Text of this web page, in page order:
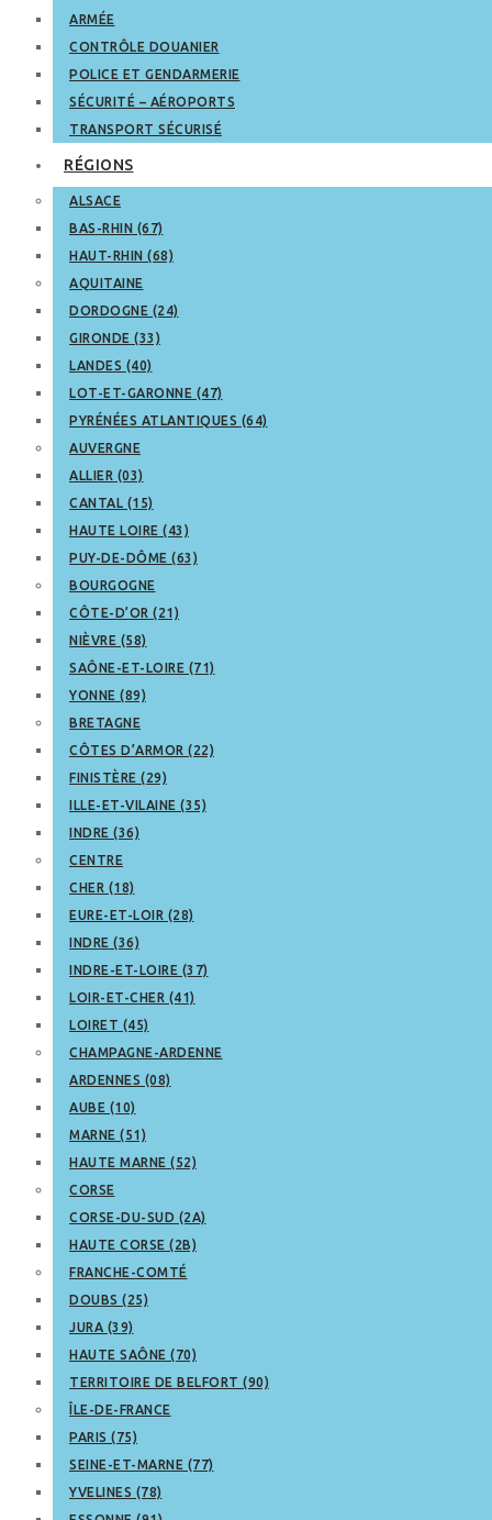
ARMÉE
CONTRÔLE DOUANIER
POLICE ET GENDARMERIE
SÉCURITÉ – AÉROPORTS
TRANSPORT SÉCURISÉ
RÉGIONS
ALSACE
BAS-RHIN (67)
HAUT-RHIN (68)
AQUITAINE
DORDOGNE (24)
GIRONDE (33)
LANDES (40)
LOT-ET-GARONNE (47)
PYRÉNÉES ATLANTIQUES (64)
AUVERGNE
ALLIER (03)
CANTAL (15)
HAUTE LOIRE (43)
PUY-DE-DÔME (63)
BOURGOGNE
CÔTE-D’OR (21)
NIÈVRE (58)
SAÔNE-ET-LOIRE (71)
YONNE (89)
BRETAGNE
CÔTES D’ARMOR (22)
FINISTÈRE (29)
ILLE-ET-VILAINE (35)
INDRE (36)
CENTRE
CHER (18)
EURE-ET-LOIR (28)
INDRE (36)
INDRE-ET-LOIRE (37)
LOIR-ET-CHER (41)
LOIRET (45)
CHAMPAGNE-ARDENNE
ARDENNES (08)
AUBE (10)
MARNE (51)
HAUTE MARNE (52)
CORSE
CORSE-DU-SUD (2A)
HAUTE CORSE (2B)
FRANCHE-COMTÉ
DOUBS (25)
JURA (39)
HAUTE SAÔNE (70)
TERRITOIRE DE BELFORT (90)
ÎLE-DE-FRANCE
PARIS (75)
SEINE-ET-MARNE (77)
YVELINES (78)